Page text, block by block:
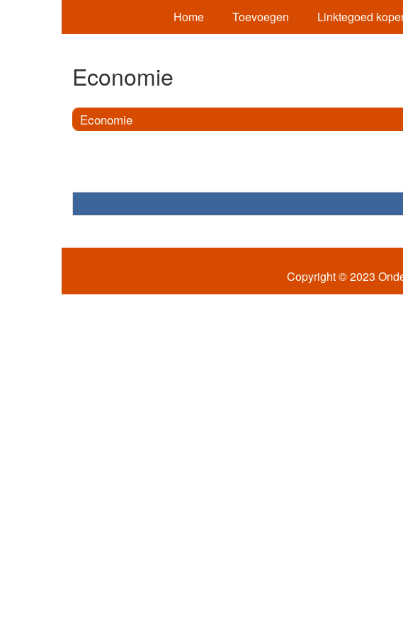
Home Toevoegen Linktegoed
Economie
Economie
Copyright © 2023